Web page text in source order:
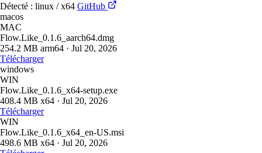
Détecté : linux / x64 GitHub
macos
MAC
Flow.Like_0.1.6_aarch64.dmg
254.2 MB arm64 · Jul 20, 2026
Télécharger
windows
WIN
Flow.Like_0.1.6_x64-setup.exe
408.4 MB x64 · Jul 20, 2026
Télécharger
WIN
Flow.Like_0.1.6_x64_en-US.msi
498.6 MB x64 · Jul 20, 2026